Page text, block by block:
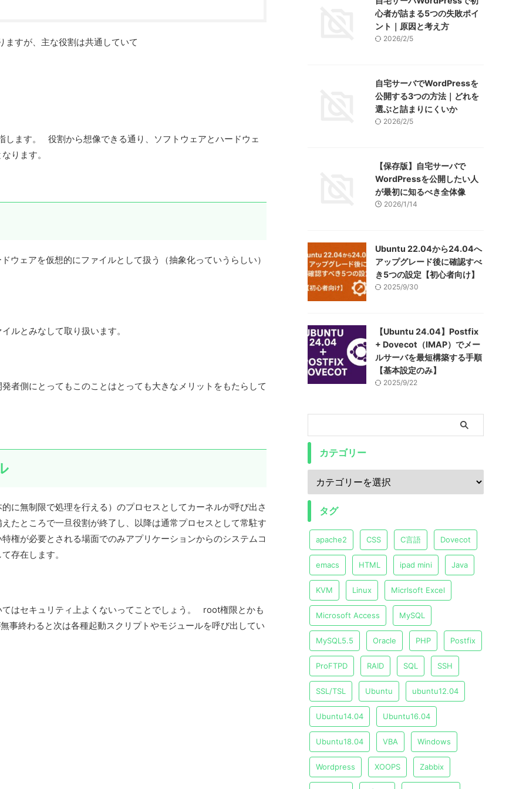
ますが、主な役割は共通していて
します。 役割から想像できる通り、ソフトウェアとハードウェ
ります。
ウェアを仮想的にファイルとして扱う（抽象化っていうらしい）
ルとみなして取り扱います。
者側にとってもこのことはとっても大きなメリットをもたらして
に無制限で処理を行える）のプロセスとしてカーネルが呼び出さ
たところで一旦役割が終了し、以降は通常プロセスとして常駐す
権が必要とされる場面でのみアプリケーションからのシステムコ
存在します。
はセキュリティ上よくないってことでしょう。 root権限とかも
終わると次は各種起動スクリプトやモジュールを呼び出してい
心者が詰まる5つの失敗ポイ
ント｜原因と考え方
2026/2/5
自宅サーバでWordPressを
公開する3つの方法｜どれを
選ぶと詰まりにくいか
2026/2/5
【保存版】自宅サーバで
WordPressを公開したい人
が最初に知るべき全体像
2026/1/14
Ubuntu 22.04から24.04へ
アップグレード後に確認すべ
き5つの設定【初心者向け】
2025/9/30
【Ubuntu 24.04】Postfix
+ Dovecot（IMAP）でメー
ルサーバを最短構築する手順
【基本設定のみ】
2025/9/22
カテゴリー
タグ
apache2 CSS C言語 Dovecot
emacs HTML ipad mini Java
KVM Linux Micrlsoft Excel
Microsoft Access MySQL
MySQL5.5 Oracle PHP Postfix
ProFTPD RAID SQL SSH
SSL/TSL Ubuntu ubuntu12.04
Ubuntu14.04 Ubuntu16.04
Ubuntu18.04 VBA Windows
Wordpress XOOPS Zabbix